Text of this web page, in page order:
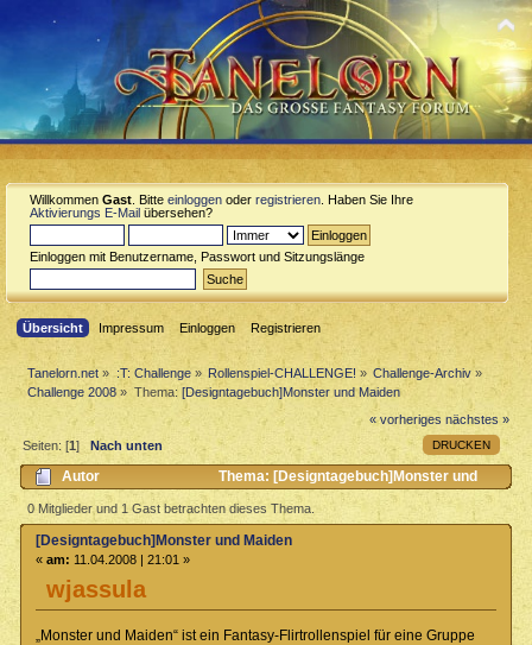
Willkommen Gast . Bitte einloggen oder registrieren . Haben Sie Ihre
Aktivierungs E-Mail übersehen?
Einloggen mit Benutzername, Passwort und Sitzungslänge
Übersicht Impressum Einloggen Registrieren
Tanelorn.net » :T: Challenge» Rollenspiel-CHALLENGE! » Challenge-Archiv »
Challenge 2008 » Thema: [Designtagebuch]Monster und Maiden
« vorheriges nächstes »
DRUCKEN
Seiten: [1] Nach unten
Autor
Thema: [Designtagebuch]Monster und
Maiden (Gelesen 16008 mal)
0 Mitglieder und 1 Gast betrachten dieses Thema.
wjassula
[Designtagebuch]Monster und Maiden
« am: 11.04.2008 | 21:01 »
„Monster und Maiden“ ist ein Fantasy-Flirtrollenspiel für eine Gruppe